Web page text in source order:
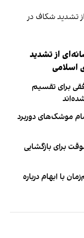
از تشدید
اسلامی
برای تقسیم
موشک‌های دوربرد
برای بازگشایی
با ابهام درباره